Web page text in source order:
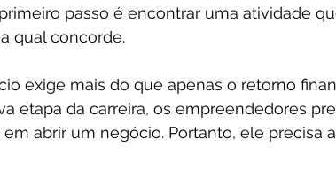
passo é encontrar uma atividade
qual concorde.
exige mais do que apenas o retorno
etapa da carreira, os empreendedores
abrir um negócio. Portanto, ele precisa